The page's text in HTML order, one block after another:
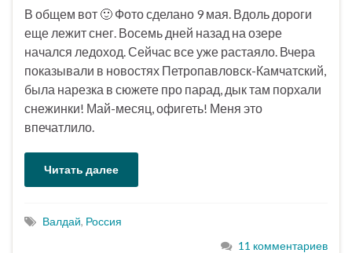
В общем вот 🙂 Фото сделано 9 мая. Вдоль дороги
еще лежит снег. Восемь дней назад на озере
начался ледоход. Сейчас все уже растаяло. Вчера
показывали в новостях Петропавловск-Камчатский,
была нарезка в сюжете про парад, дык там порхали
снежинки! Май-месяц, офигеть! Меня это
впечатлило.
Читать далее
Валдай, Россия
11 комментариев